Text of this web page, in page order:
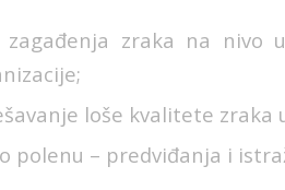
zagađenja zraka na nivo
loše kvalitete
polenu – predviđanja i